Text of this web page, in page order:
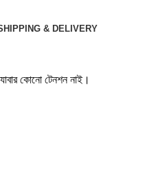
& DELIVERY
কোনো টেনশন নাই।